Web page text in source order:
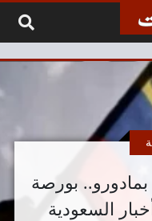
بمادورو.. بورصة